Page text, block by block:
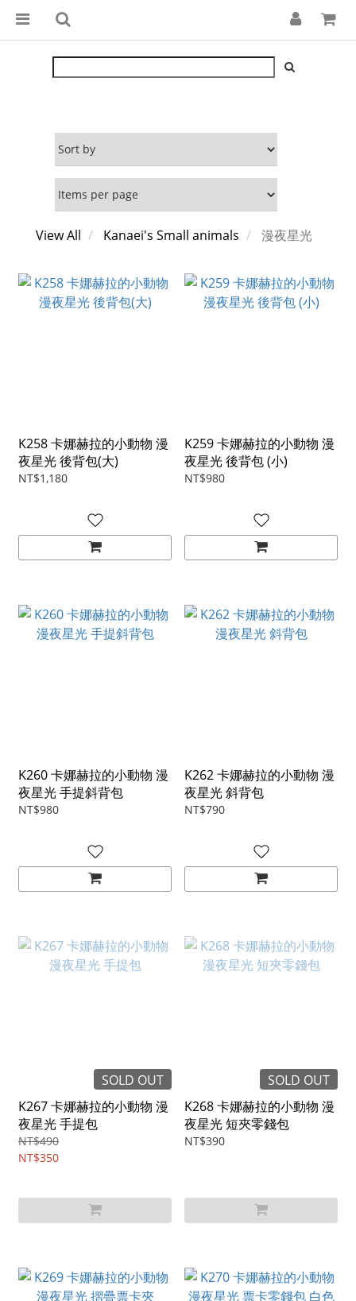
View All Kanaei's Small animals 漫夜星光
K258 卡娜赫拉的小動物 漫
夜星光 後背包(大)
NT$1,180
K259 卡娜赫拉的小動物 漫
夜星光 後背包 (小)
NT$980
K260 卡娜赫拉的小動物 漫
夜星光 手提斜背包
NT$980
K262 卡娜赫拉的小動物 漫
夜星光 斜背包
NT$790
SOLD OUT
K267 卡娜赫拉的小動物 漫
夜星光 手提包
NT$490
NT$350
SOLD OUT
K268 卡娜赫拉的小動物 漫
夜星光 短夾零錢包
NT$390